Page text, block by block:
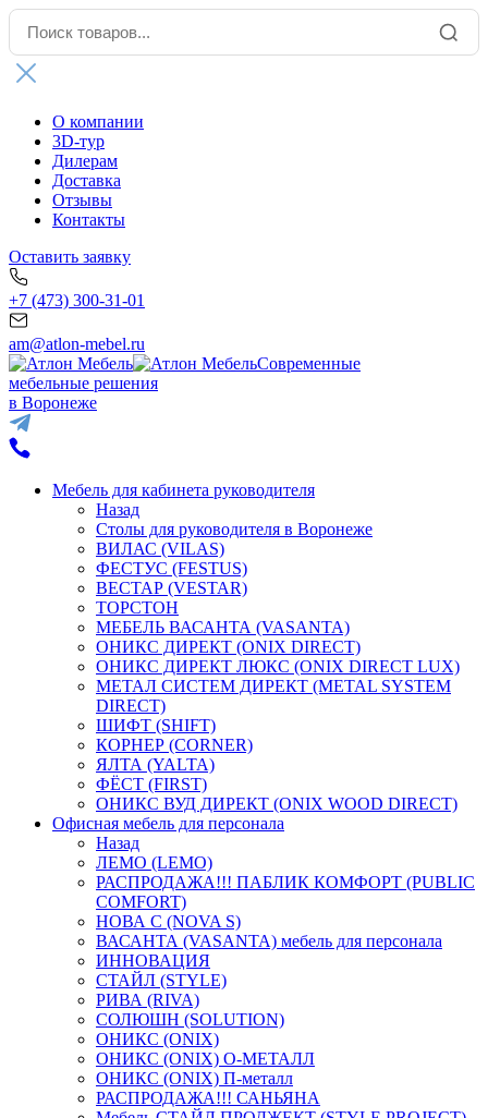
О компании
3D-тур
Дилерам
Доставка
Отзывы
Контакты
Оставить заявку
+7 (473) 300-31-01
am@atlon-mebel.ru
Современные
мебельные решения
в Воронеже
Мебель для кабинета руководителя
Назад
Столы для руководителя в Воронеже
ВИЛАС (VILAS)
ФЕСТУС (FESTUS)
ВЕСТАР (VESTAR)
ТОРСТОН
МЕБЕЛЬ ВАСАНТА (VASANTA)
ОНИКС ДИРЕКТ (ONIX DIRECT)
ОНИКС ДИРЕКТ ЛЮКС (ONIX DIRECT LUX)
МЕТАЛ СИСТЕМ ДИРЕКТ (METAL SYSTEM
DIRECT)
ШИФТ (SHIFT)
КОРНЕР (CORNER)
ЯЛТА (YALTA)
ФЁСТ (FIRST)
ОНИКС ВУД ДИРЕКТ (ONIX WOOD DIRECT)
Офисная мебель для персонала
Назад
ЛЕМО (LEMO)
РАСПРОДАЖА!!! ПАБЛИК КОМФОРТ (PUBLIC
COMFORT)
НОВА С (NOVA S)
ВАСАНТА (VASANTA) мебель для персонала
ИННОВАЦИЯ
СТАЙЛ (STYLE)
РИВА (RIVA)
СОЛЮШН (SOLUTION)
ОНИКС (ONIX)
ОНИКС (ONIX) O-МЕТАЛЛ
ОНИКС (ONIX) П-металл
РАСПРОДАЖА!!! САНЬЯНА